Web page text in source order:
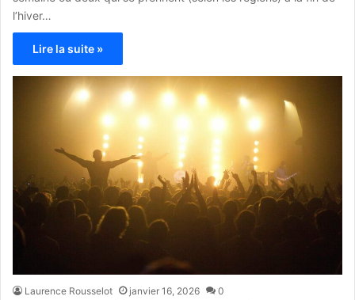
l’hiver…
Lire la suite »
Laurence Rousselot janvier 16, 2026 0